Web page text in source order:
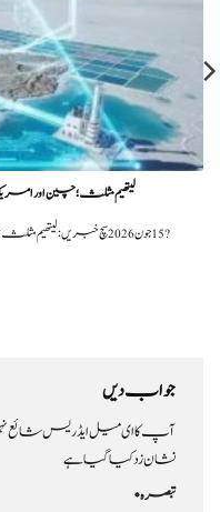
لیتھیم مثلث ؛چین اور امریکہ کی 21ویں صدی کے تیل پر
?️ 15 جون 2026سچ
جواب دیں
آپ کا ای میل ایڈریس شائع
نشان زد کیا گیا ہے
تبصرہ*